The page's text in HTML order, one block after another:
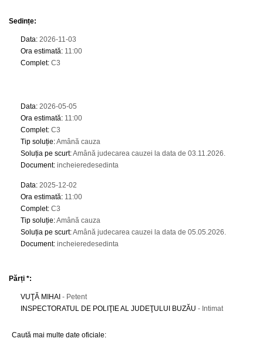
Sedințe:
Data: 2026-11-03
Ora estimată: 11:00
Complet: C3
Data: 2026-05-05
Ora estimată: 11:00
Complet: C3
Tip soluție:Amână cauza
Soluția pe scurt:Amână judecarea cauzei la data de 03.11.2026.
Document: incheieredesedinta
Data: 2025-12-02
Ora estimată: 11:00
Complet: C3
Tip soluție:Amână cauza
Soluția pe scurt:Amână judecarea cauzei la data de 05.05.2026.
Document: incheieredesedinta
Părți *:
VUŢĂ MIHAI - Petent
INSPECTORATUL DE POLIŢIE AL JUDEŢULUI BUZĂU - Intimat
Caută mai multe date oficiale: